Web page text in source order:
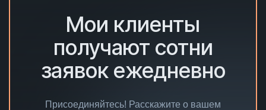
Мои клиенты
получают сотни
заявок ежедневно
Присоединяйтесь! Расскажите о вашем